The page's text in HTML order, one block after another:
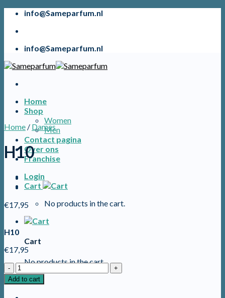
Skip
content
info@Sameparfum.nl
info@Sameparfum.nl
Home
Shop
Women
Men
Contact pagina
Over ons
Franchise
Login
Cart
No products in the cart.
Cart
No products in the cart.
Home / Dames
H10
€17,95
H10
€17,95
H10
quantity
Add to cart